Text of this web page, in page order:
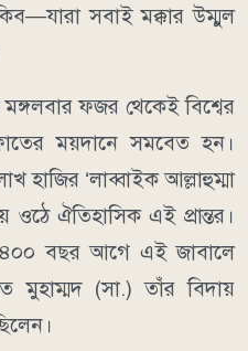
সবাই মক্কার উম্মুল
ফজর থেকেই বিশ্বের
ময়দানে সমবেত হন।
হাজির ‘লাব্বাইক আল্লাহুম্মা
ওঠে ঐতিহাসিক এই প্রান্তর।
বছর আগে এই জাবালে
মুহাম্মদ (সা.) তাঁর বিদায়